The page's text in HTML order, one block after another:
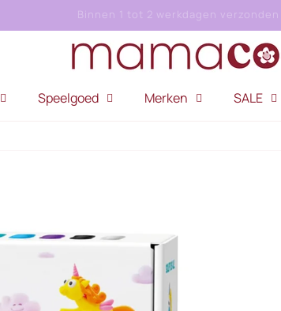
Gratis afhalen in Kerkdriel
Speelgoed Merken SALE